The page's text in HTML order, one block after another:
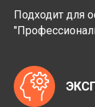
Подходит для